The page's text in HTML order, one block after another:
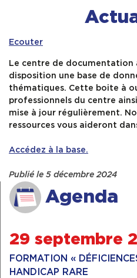
Ecouter
Le centre de
disposition une base de
thématiques. Cette boite à
professionnels du centre
mise à jour régulièrement.
ressources vous aideront
Accédez à la base.
Publié le 5 décembre 2024
Agenda
29 septembre
FORMATION «
HANDICAP RARE